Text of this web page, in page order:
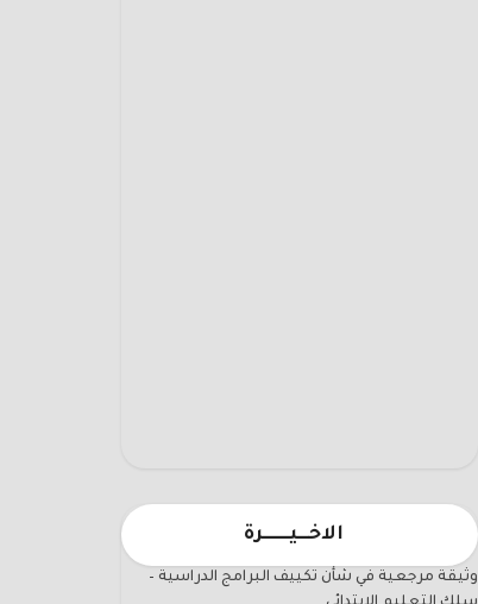
الاخـــيـــــــرة
وثيقة مرجعية في شأن تكييف البرامج الدراسية –